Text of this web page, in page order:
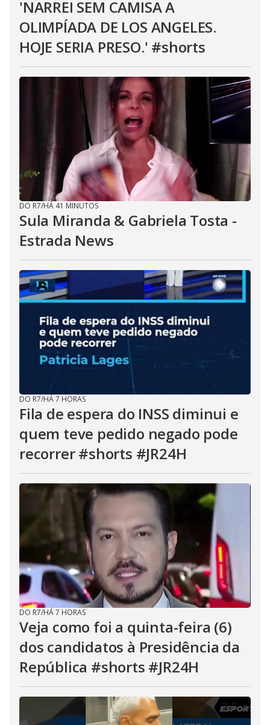
'NARREI SEM CAMISA A
OLIMPÍADA DE LOS ANGELES.
HOJE SERIA PRESO.' #shorts
DO R7/HÁ 41 MINUTOS
Sula Miranda & Gabriela Tosta -
Estrada News
DO R7/HÁ 7 HORAS
Fila de espera do INSS diminui e
quem teve pedido negado pode
recorrer #shorts #JR24H
DO R7/HÁ 7 HORAS
Veja como foi a quinta-feira (6)
dos candidatos à Presidência da
República #shorts #JR24H